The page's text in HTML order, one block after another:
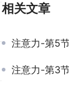
相关文章
注意力-第5
注意力-第3